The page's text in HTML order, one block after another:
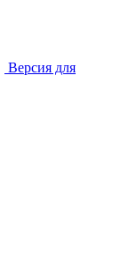
Версия для